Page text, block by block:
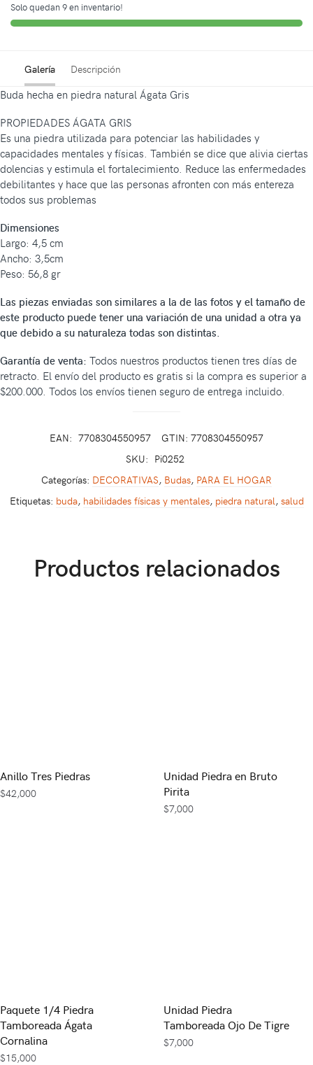
Solo quedan 9 en inventario!
Galería Descripción
Buda hecha en piedra natural Ágata Gris
PROPIEDADES ÁGATA GRIS
Es una piedra utilizada para potenciar las habilidades y
capacidades mentales y físicas. También se dice que alivia ciertas
dolencias y estimula el fortalecimiento. Reduce las enfermedades
debilitantes y hace que las personas afronten con más entereza
todos sus problemas
Dimensiones
Largo: 4,5 cm
Ancho: 3,5cm
Peso: 56,8 gr
Las piezas enviadas son similares a la de las fotos y el tamaño de
este producto puede tener una variación de una unidad a otra ya
que debido a su naturaleza todas son distintas.
Garantía de venta: Todos nuestros productos tienen tres días de
retracto. El envío del producto es gratis si la compra es superior a
$200.000. Todos los envíos tienen seguro de entrega incluido.
EAN: 7708304550957
GTIN: 7708304550957
SKU: Pi0252
Categorías: DECORATIVAS, Budas, PARA EL HOGAR
Etiquetas: buda, habilidades físicas y mentales, piedra natural, salud
Productos relacionados
Anillo Tres Piedras
$42,000
Unidad Piedra en Bruto
Pirita
$7,000
Paquete 1/4 Piedra
Tamboreada Ágata
Cornalina
$15,000
Unidad Piedra
Tamboreada Ojo De Tigre
$7,000